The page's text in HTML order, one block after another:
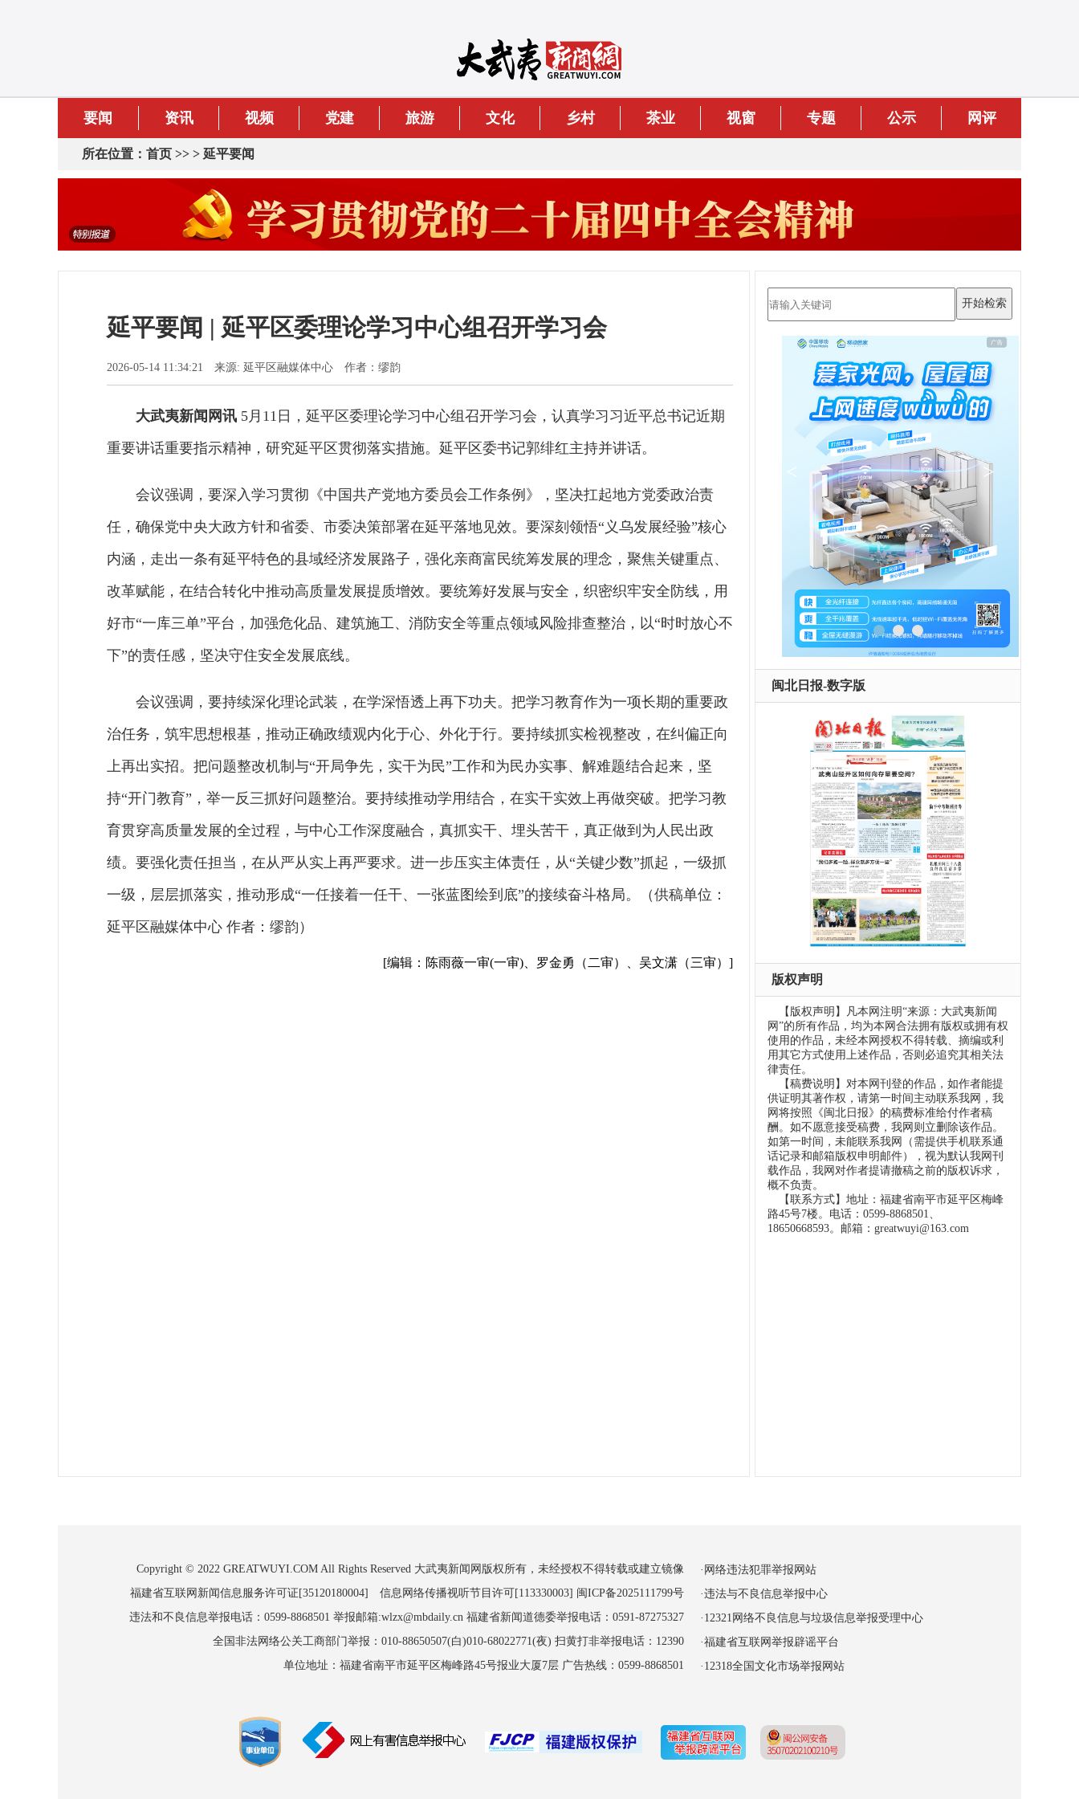
要闻 资讯 视频 党建 旅游 文化 乡村 茶业 视窗 专题 公示 网评
所在位置： 首页 >> > 延平要闻
延平要闻 | 延平区委理论学习中心组召开学习会
2026-05-14 11:34:21 来源: 延平区融媒体中心 作者：缪韵
大武夷新闻网讯 5月11日，延平区委理论学习中心组召开学习会，认真学习习近平总书记近期
重要讲话重要指示精神，研究延平区贯彻落实措施。延平区委书记郭绯红主持并讲话。
会议强调，要深入学习贯彻《中国共产党地方委员会工作条例》，坚决扛起地方党委政治责
任，确保党中央大政方针和省委、市委决策部署在延平落地见效。要深刻领悟“义乌发展经验”核心
内涵，走出一条有延平特色的县域经济发展路子，强化亲商富民统筹发展的理念，聚焦关键重点、
改革赋能，在结合转化中推动高质量发展提质增效。要统筹好发展与安全，织密织牢安全防线，用
好市“一库三单”平台，加强危化品、建筑施工、消防安全等重点领域风险排查整治，以“时时放心不
下”的责任感，坚决守住安全发展底线。
会议强调，要持续深化理论武装，在学深悟透上再下功夫。把学习教育作为一项长期的重要政
治任务，筑牢思想根基，推动正确政绩观内化于心、外化于行。要持续抓实检视整改，在纠偏正向
上再出实招。把问题整改机制与“开局争先，实干为民”工作和为民办实事、解难题结合起来，坚
持“开门教育”，举一反三抓好问题整治。要持续推动学用结合，在实干实效上再做突破。把学习教
育贯穿高质量发展的全过程，与中心工作深度融合，真抓实干、埋头苦干，真正做到为人民出政
绩。要强化责任担当，在从严从实上再严要求。进一步压实主体责任，从“关键少数”抓起，一级抓
一级，层层抓落实，推动形成“一任接着一任干、一张蓝图绘到底”的接续奋斗格局。（供稿单位：
延平区融媒体中心 作者：缪韵）
[编辑：陈雨薇一审(一审)、罗金勇（二审）、吴文潇（三审）]
闽北日报-数字版
版权声明
【版权声明】凡本网注明“来源：大武夷新闻
网”的所有作品，均为本网合法拥有版权或拥有权
使用的作品，未经本网授权不得转载、摘编或利
用其它方式使用上述作品，否则必追究其相关法
律责任。
【稿费说明】对本网刊登的作品，如作者能提
供证明其著作权，请第一时间主动联系我网，我
网将按照《闽北日报》的稿费标准给付作者稿
酬。如不愿意接受稿费，我网则立删除该作品。
如第一时间，未能联系我网（需提供手机联系通
话记录和邮箱版权申明邮件），视为默认我网刊
载作品，我网对作者提请撤稿之前的版权诉求，
概不负责。
【联系方式】地址：福建省南平市延平区梅峰
路45号7楼。电话：0599-8868501、
18650668593。邮箱：greatwuyi@163.com
Copyright © 2022 GREATWUYI.COM All Rights Reserved 大武夷新闻网版权所有，未经授权不得转载或建立镜像
福建省互联网新闻信息服务许可证[35120180004] 信息网络传播视听节目许可[113330003] 闽ICP备2025111799号
违法和不良信息举报电话：0599-8868501 举报邮箱:wlzx@mbdaily.cn 福建省新闻道德委举报电话：0591-87275327
全国非法网络公关工商部门举报：010-88650507(白)010-68022771(夜) 扫黄打非举报电话：12390
单位地址：福建省南平市延平区梅峰路45号报业大厦7层 广告热线：0599-8868501
·网络违法犯罪举报网站
·违法与不良信息举报中心
·12321网络不良信息与垃圾信息举报受理中心
·福建省互联网举报辟谣平台
·12318全国文化市场举报网站